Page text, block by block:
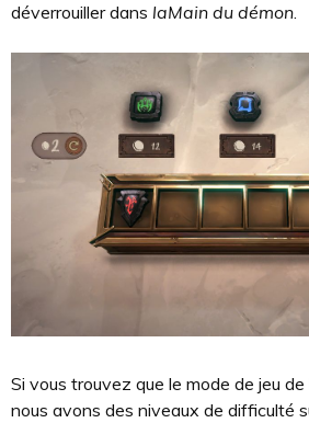
déverrouiller dans laMain du démon.
Si vous trouvez que le mode de jeu
nous avons des niveaux de difficulté